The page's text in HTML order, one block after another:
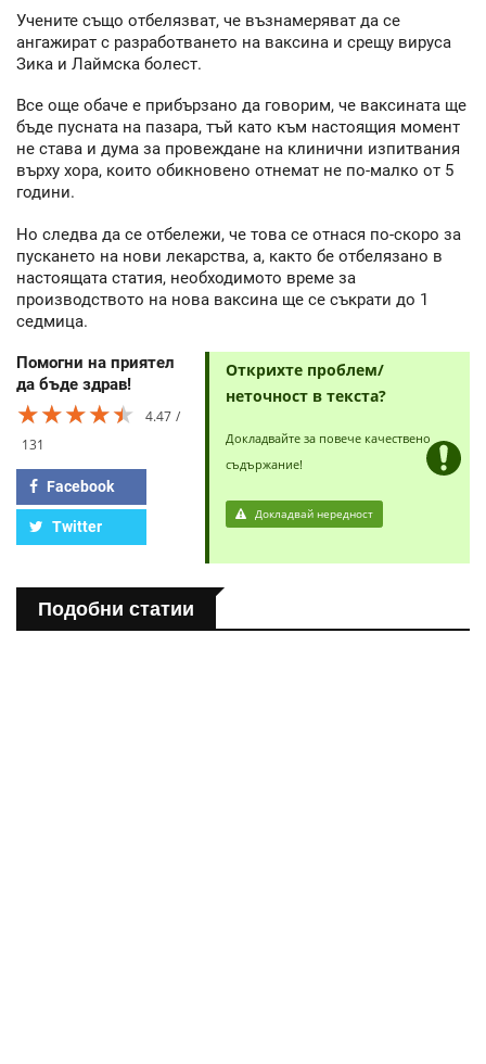
Учените също отбелязват, че възнамеряват да се
ангажират с разработването на ваксина и срещу вируса
Зика и Лаймска болест.
Все още обаче е прибързано да говорим, че ваксината ще
бъде пусната на пазара, тъй като към настоящия момент
не става и дума за провеждане на клинични изпитвания
върху хора, които обикновено отнемат не по-малко от 5
години.
Но следва да се отбележи, че това се отнася по-скоро за
пускането на нови лекарства, а, както бе отбелязано в
настоящата статия, необходимото време за
производството на нова ваксина ще се съкрати до 1
седмица.
Помогни на приятел
да бъде здрав!
★★★★★
★★★★★
★★★★★
4.47
131
Facebook
Twitter
Открихте проблем/
неточност в текста?
Докладвайте за повече качествено
съдържание!
Докладвай нередност
Подобни статии